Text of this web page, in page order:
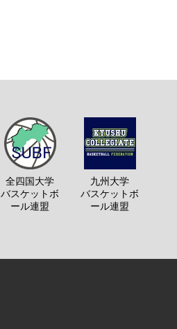
全四国大学
バスケットボ
ール連盟
九州大学
バスケットボ
ール連盟